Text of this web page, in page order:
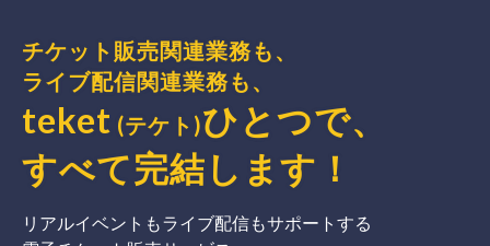
チケット販売関連業務も、
ライブ配信関連業務も、
teket (テケト)ひとつで、
すべて完結 します ！
リアルイベントもライブ配信もサポートする